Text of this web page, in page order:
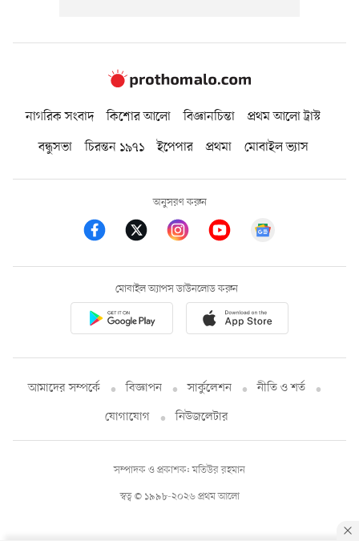
নাগরিক সংবাদ কিশোর আলো বিজ্ঞানচিন্তা
প্রথম আলো ট্রাস্ট
বন্ধুসভা
চিরন্তন ১৯৭১ ইপেপার প্রথমা মোবাইল ভ্যাস
অনুসরণ করুন
মোবাইল অ্যাপস ডাউনলোড করুন
আমাদের সম্পর্কে বিজ্ঞাপন সার্কুলেশন
নীতি ও শর্ত
যোগাযোগ
নিউজলেটার
স্বত্ব © ১৯৯৮-২০২৬ প্রথম আলো
সম্পাদক ও প্রকাশক: মতিউর রহমান